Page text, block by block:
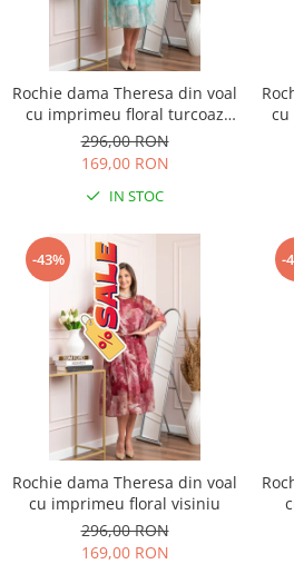
Rochie dama Theresa din voal
cu imprimeu floral turcoaz
aqua
296,00 RON
169,00 RON
IN STOC
cu
-43%
Rochie dama Theresa din voal
cu imprimeu floral visiniu
296,00 RON
169,00 RON
-